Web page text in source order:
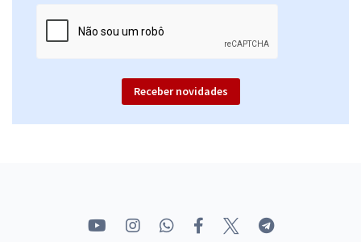
Receber novidades